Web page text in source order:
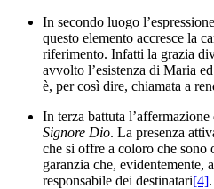
In secondo luogo l’espressione
questo elemento accresce la
riferimento. Infatti la grazia
avvolto l’esistenza di Maria
è, per così dire, chiamata a
In terza battuta l’affermazione
Signore Dio. La presenza
che si offre a coloro che sono
garanzia che, evidentemente,
responsabile dei destinatari[4].